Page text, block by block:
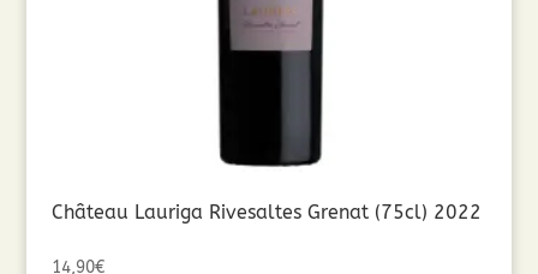
Château Lauriga Rivesaltes Grenat (75cl) 2022
14,90€